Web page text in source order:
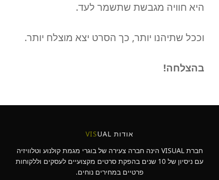
היא חוויה מגבשת שתשמר לעד.
וככל שתיהנו יותר, כך הסרט יצא מוצלח יותר.
בהצלחה!
אודות VISUAL
חברת VISUAL הינה חברה צעירה של בוגרי מגמת קולנוע וטלוויזיה
עם ניסיון של 10 שנים בהפקת סרטים מקצועיים לעסקים וללקוחות
פרטיים במחירים נוחים.